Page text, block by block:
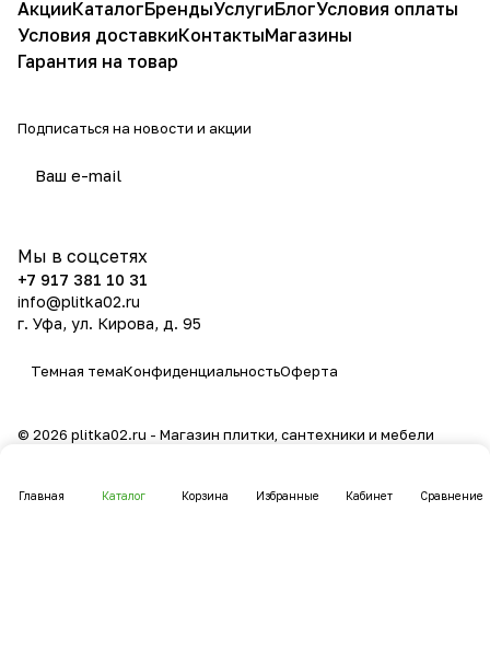
Главная Каталог Корзина Избранные Кабинет Сравнение
АкцииКаталогБрендыУслугиБлогУсловия оплаты
Условия доставкиКонтактыМагазины
Гарантия на товар
Подписаться на новости и акции
Мы в соцсетях
+7 917 381 10 31
info@plitka02.ru
г. Уфа, ул. Кирова, д. 95
Темная темаКонфиденциальностьОферта
© 2026 plitka02.ru - Магазин плитки, сантехники и мебели